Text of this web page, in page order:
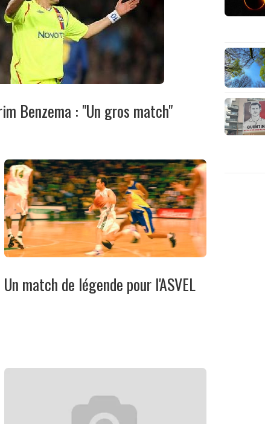
Benzema : "Un gros match"
Un match de légende pour l'ASVEL